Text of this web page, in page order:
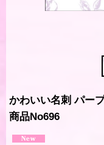
かわいい名刺 パー
商品No696